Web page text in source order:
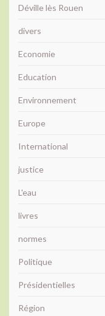
Déville lès Rouen
divers
Economie
Education
Environnement
Europe
International
justice
L'eau
livres
normes
Politique
Présidentielles
Région